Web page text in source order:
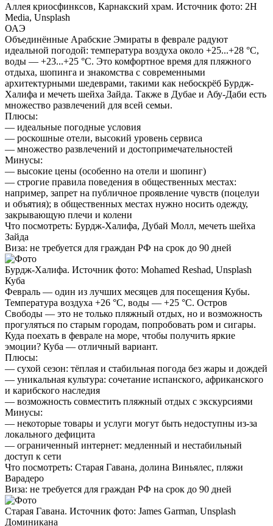
Аллея криосфинксов, Карнакский храм. Источник фото: 2H
Media, Unsplash
ОАЭ
Объединённые Арабские Эмираты в феврале радуют
идеальной погодой: температура воздуха около +25...+28 °C,
воды — +23...+25 °C. Это комфортное время для пляжного
отдыха, шопинга и знакомства с современными
архитектурными шедеврами, такими как небоскрёб Бурдж-
Халифа и мечеть шейха Зайда. Также в Дубае и Абу-Даби есть
множество развлечений для всей семьи.
Плюсы:
— идеальные погодные условия
— роскошные отели, высокий уровень сервиса
— множество развлечений и достопримечательностей
Минусы:
— высокие цены (особенно на отели и шопинг)
— строгие правила поведения в общественных местах:
например, запрет на публичное проявление чувств (поцелуи
и объятия); в общественных местах нужно носить одежду,
закрывающую плечи и колени
Что посмотреть: Бурдж-Халифа, Дубай Молл, мечеть шейха
Зайда
Виза: не требуется для граждан РФ на срок до 90 дней
Бурдж-Халифа. Источник фото: Mohamed Reshad, Unsplash
Куба
Февраль — один из лучших месяцев для посещения Кубы.
Температура воздуха +26 °C, воды — +25 °C. Остров
Свободы — это не только пляжный отдых, но и возможность
прогуляться по старым городам, попробовать ром и сигары.
Куда поехать в феврале на море, чтобы получить яркие
эмоции? Куба — отличный вариант.
Плюсы:
— сухой сезон: тёплая и стабильная погода без жары и дождей
— уникальная культура: сочетание испанского, африканского
и карибского наследия
— возможность совместить пляжный отдых с экскурсиями
Минусы:
— некоторые товары и услуги могут быть недоступны из-за
локального дефицита
— ограниченный интернет: медленный и нестабильный
доступ к сети
Что посмотреть: Старая Гавана, долина Виньялес, пляжи
Варадеро
Виза: не требуется для граждан РФ на срок до 90 дней
Старая Гавана. Источник фото: James Garman, Unsplash
Доминикана